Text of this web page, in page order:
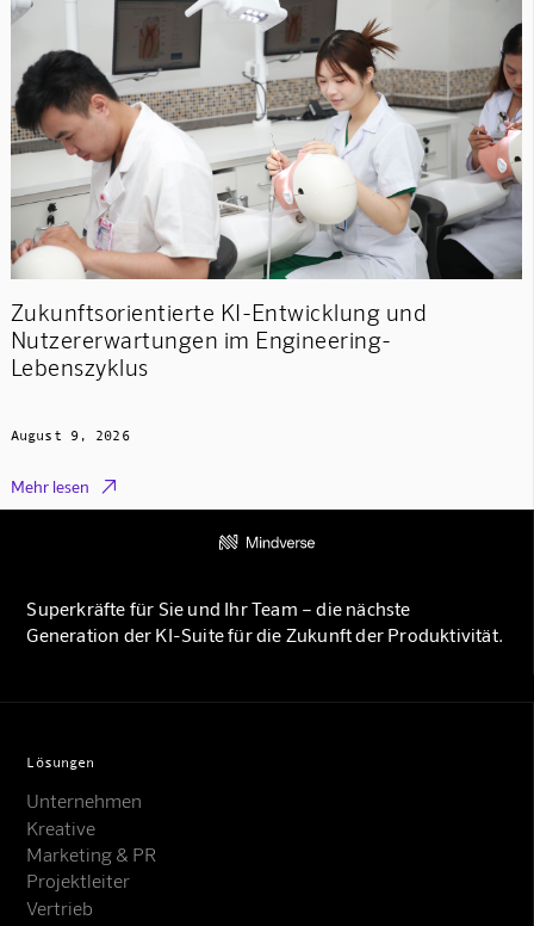
Zukunftsorientierte KI-Entwicklung und
Nutzererwartungen im Engineering-
Lebenszyklus
August 9, 2026
Mehr lesen 
Superkräfte für Sie und Ihr Team – die nächste
Generation der KI-Suite für die Zukunft der Produktivität.
Lösungen
Unternehmen
Kreative
Marketing & PR
Projektleiter
Vertrieb